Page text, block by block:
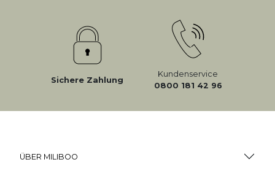
Sichere Zahlung
Kundenservice
0800 181 42 96
ÜBER MILIBOO